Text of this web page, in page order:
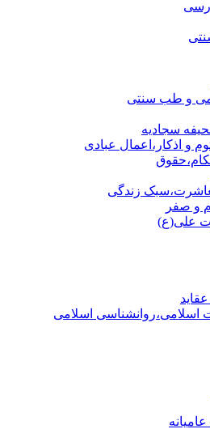
و طب سنتی
سجادیه
و اذکار،اعمال عبادی
زندگی
و صفر
علی(ع)
اسلامی،روانشناسی اسلامی